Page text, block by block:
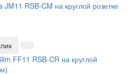
RSB-CM на круглой розетке